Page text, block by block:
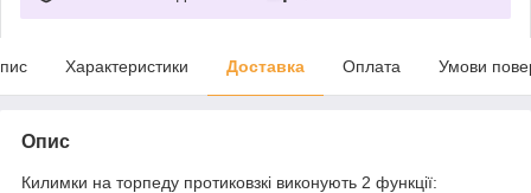
Характеристики Доставка Оплата Умови
Опис
Килимки на торпеду протиковзкі виконують 2 функції: